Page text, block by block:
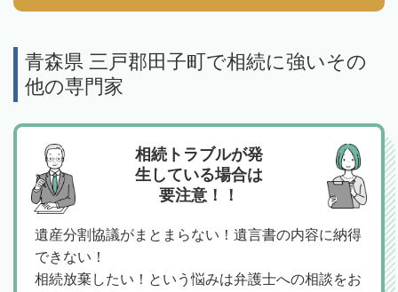
青森県 三戸郡田子町で相続に強いその
他の専門家
相続トラブルが発
生している場合は
要注意！！
遺産分割協議がまとまらない！遺言書の内容に納得
できない！
相続放棄したい！という悩みは弁護士への相談をお